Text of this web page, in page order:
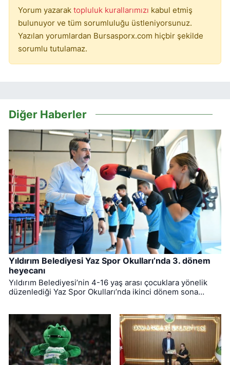
Yorum yazarak topluluk kurallarımızı kabul etmiş
bulunuyor ve tüm sorumluluğu üstleniyorsunuz.
Yazılan yorumlardan Bursasporx.com hiçbir şekilde
sorumlu tutulamaz.
Diğer Haberler
Yıldırım Belediyesi Yaz Spor Okulları’nda 3. dönem
heyecanı
Yıldırım Belediyesi’nin 4-16 yaş arası çocuklara yönelik
düzenlediği Yaz Spor Okulları’nda ikinci dönem sona